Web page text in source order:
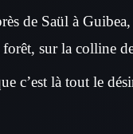
de Saül à
sur la colline
c’est là tout le